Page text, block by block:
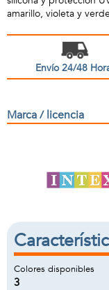
amarillo, violeta y
Envío 24/48
Marca / licencia
Colores disponibles
3